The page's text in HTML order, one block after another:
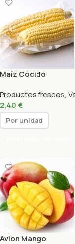
Maíz Cocido
Productos frescos,
2,40€
Por unidad
Avion Mango